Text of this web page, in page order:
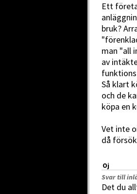
Ett
bruk?
man "all
av
Så klart
och de
köpa en
Vet inte
då
Oj
Svar till
Det du